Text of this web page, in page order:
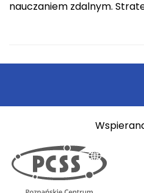
nauczaniem zdalnym.